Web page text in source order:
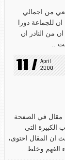
من اجمالي
للجماعة دورا
ان من النادر ان
..
11 / April
2000
مقال في الصفحة
الكبيرة التي
ان المقال احتوى،
الفهم وخلط ..